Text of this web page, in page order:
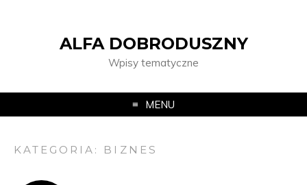
ALFA DOBRODUSZNY
Wpisy tematyczne
MENU
KATEGORIA: BIZNES